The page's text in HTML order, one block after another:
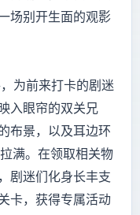
场别开生面的观影
为前来打卡的剧迷
入眼帘的双关兄
布景，以及耳边环
满。在领取相关物
剧迷们化身长丰支
卡，获得专属活动